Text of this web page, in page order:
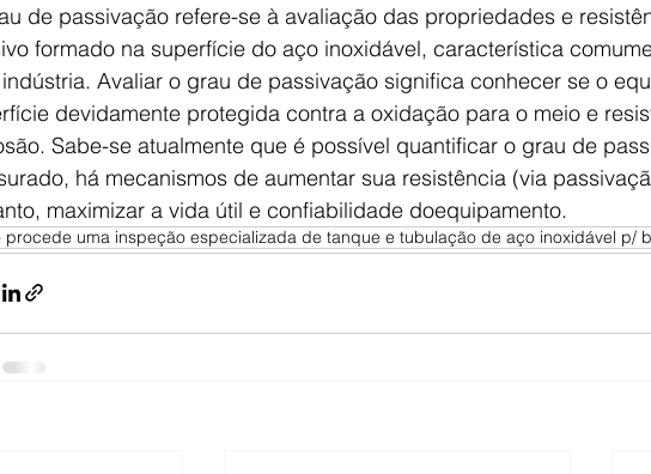
de passivação refere-se à avaliação das propriedades e
formado na superfície do aço inoxidável, característica
Avaliar o grau de passivação significa conhecer se o
devidamente protegida contra a oxidação para o meio e
Sabe-se atualmente que é possível quantificar o grau de
há mecanismos de aumentar sua resistência (via
maximizar a vida útil e confiabilidade doequipamento.
procede uma inspeção especializada de tanque e tubulação de aço inoxidável p/